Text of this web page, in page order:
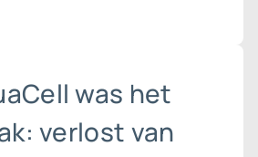
was het
verlost van